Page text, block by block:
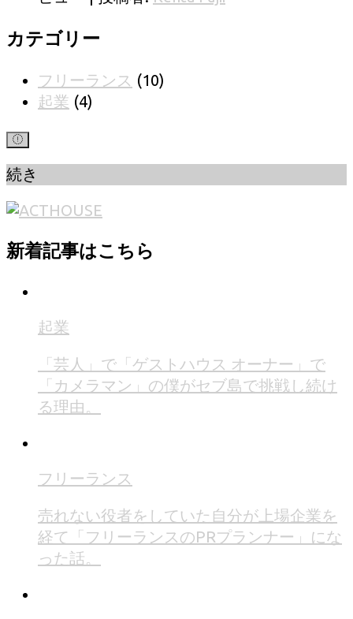
カテゴリー
フリーランス (10)
起業 (4)
続き
新着記事はこちら
起業
「芸人」で「ゲストハウス オーナー」で
「カメラマン」の僕がセブ島で挑戦し続け
る理由。
フリーランス
売れない役者をしていた自分が上場企業を
経て「フリーランスのPRプランナー」にな
った話。